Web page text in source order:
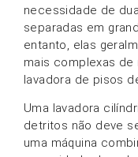
necessidade de
separadas em
entanto, elas
mais complexas de
lavadora de pisos
Uma lavadora
detritos não deve
uma máquina